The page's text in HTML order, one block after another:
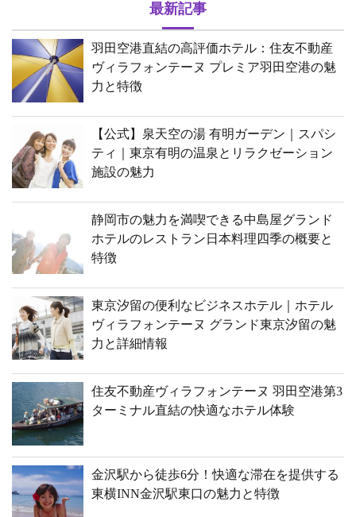
最新記事
羽田空港直結の高評価ホテル：住友不動産
ヴィラフォンテーヌ プレミア羽田空港の魅
力と特徴
【公式】泉天空の湯 有明ガーデン｜スパシ
ティ｜東京有明の温泉とリラクゼーション
施設の魅力
静岡市の魅力を満喫できる中島屋グランド
ホテルのレストラン日本料理四季の概要と
特徴
東京汐留の便利なビジネスホテル｜ホテル
ヴィラフォンテーヌ グランド東京汐留の魅
力と詳細情報
住友不動産ヴィラフォンテーヌ 羽田空港第3
ターミナル直結の快適なホテル体験
金沢駅から徒歩6分！快適な滞在を提供する
東横INN金沢駅東口の魅力と特徴